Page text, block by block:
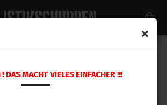
DAS MACHT VIELES EINFACHER !!!